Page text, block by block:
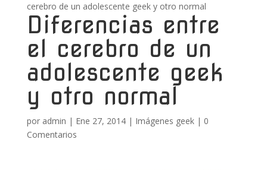
cerebro de un adolescente geek y otro normal
Diferencias entre
el cerebro de un
adolescente geek
y otro normal
por admin | Ene 27, 2014| Imágenes geek| 0
Comentarios